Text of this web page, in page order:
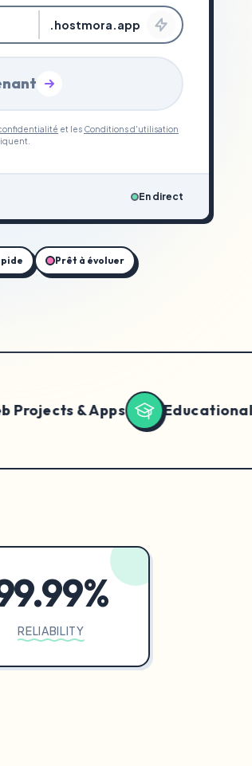
.hostmora.app
et les Conditions d'utilisation
En direct
Prêt à évoluer
& Apps Educational Content
RELIABILITY